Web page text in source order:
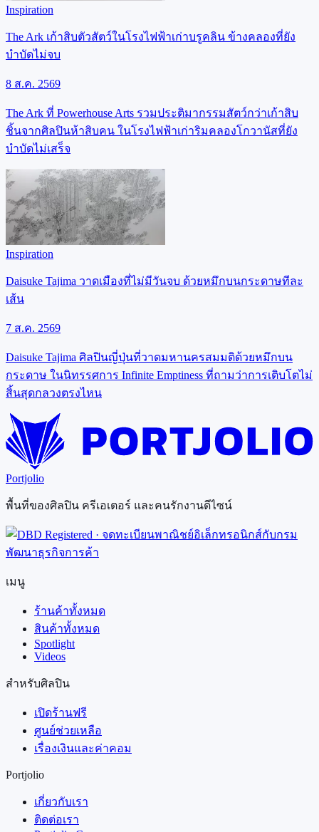
Inspiration
The Ark เก้าสิบตัวสัตว์ในโรงไฟฟ้าเก่าบรูคลิน ข้างคลองที่ยัง
บำบัดไม่จบ
8 ส.ค. 2569
The Ark ที่ Powerhouse Arts รวมประติมากรรมสัตว์กว่าเก้าสิบ
ชิ้นจากศิลปินห้าสิบคน ในโรงไฟฟ้าเก่าริมคลองโกวานัสที่ยัง
บำบัดไม่เสร็จ
Inspiration
Daisuke Tajima วาดเมืองที่ไม่มีวันจบ ด้วยหมึกบนกระดาษทีละ
เส้น
7 ส.ค. 2569
Daisuke Tajima ศิลปินญี่ปุ่นที่วาดมหานครสมมติด้วยหมึกบน
กระดาษ ในนิทรรศการ Infinite Emptiness ที่ถามว่าการเติบโตไม่
สิ้นสุดกลวงตรงไหน
Portjolio
พื้นที่ของศิลปิน ครีเอเตอร์ และคนรักงานดีไซน์
เมนู
ร้านค้าทั้งหมด
สินค้าทั้งหมด
Spotlight
Videos
สำหรับศิลปิน
เปิดร้านฟรี
ศูนย์ช่วยเหลือ
เรื่องเงินและค่าคอม
Portjolio
เกี่ยวกับเรา
ติดต่อเรา